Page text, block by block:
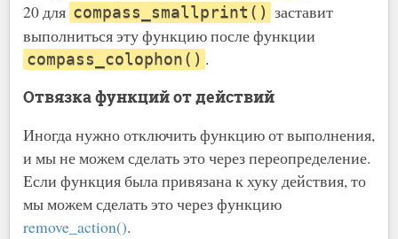
20 для compass_smallprint() заставит
выполниться эту функцию после функции
compass_colophon() .
Отвязка функций от действий
Иногда нужно отключить функцию от выполнения,
и мы не можем сделать это через переопределение.
Если функция была привязана к хуку действия, то
мы можем сделать это через функцию
remove_action().